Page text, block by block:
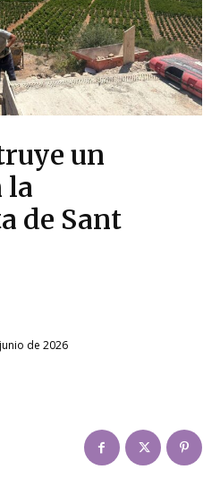
un
la
de Sant
de 2026